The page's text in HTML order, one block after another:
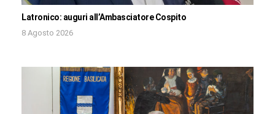
Latronico: auguri all’Ambasciatore Cospito
8 Agosto 2026